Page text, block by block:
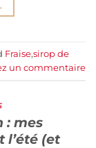
Fraise,sirop de
un commentaire
: mes
l’été (et